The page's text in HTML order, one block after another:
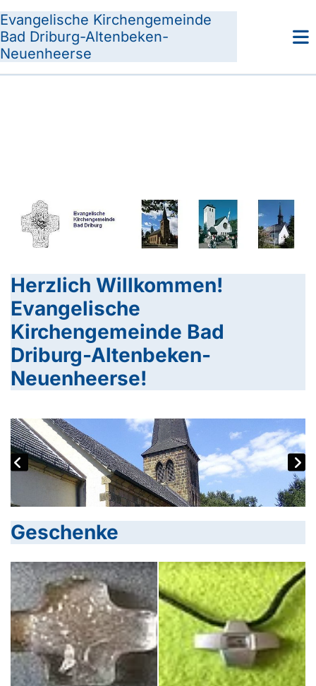
Evangelische Kirchengemeinde
Bad Driburg-Altenbeken-
Neuenheerse
Herzlich Willkommen!
Evangelische
Kirchengemeinde Bad
Driburg-Altenbeken-
Neuenheerse!
Geschenke